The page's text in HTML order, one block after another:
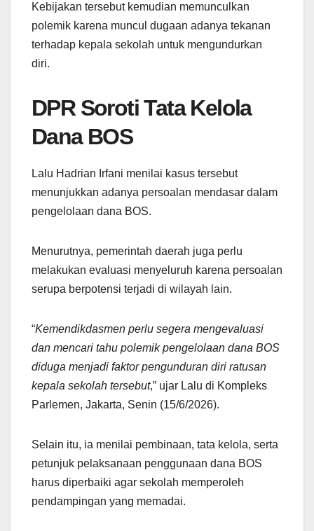
Kebijakan tersebut kemudian memunculkan
polemik karena muncul dugaan adanya tekanan
terhadap kepala sekolah untuk mengundurkan
diri.
DPR Soroti Tata Kelola
Dana BOS
Lalu Hadrian Irfani menilai kasus tersebut
menunjukkan adanya persoalan mendasar dalam
pengelolaan dana BOS.
Menurutnya, pemerintah daerah juga perlu
melakukan evaluasi menyeluruh karena persoalan
serupa berpotensi terjadi di wilayah lain.
“Kemendikdasmen perlu segera mengevaluasi
dan mencari tahu polemik pengelolaan dana BOS
diduga menjadi faktor pengunduran diri ratusan
kepala sekolah tersebut,” ujar Lalu di Kompleks
Parlemen, Jakarta, Senin (15/6/2026).
Selain itu, ia menilai pembinaan, tata kelola, serta
petunjuk pelaksanaan penggunaan dana BOS
harus diperbaiki agar sekolah memperoleh
pendampingan yang memadai.